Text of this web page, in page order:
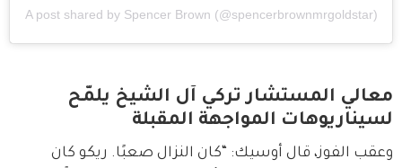
A post shared by Spencer Brown (@spencerbrownmrgoldstar)
معالي المستشار تركي آل الشيخ يلمّح
لسيناريوهات المواجهة المقبلة
وعقب الفوز، قال أوسيك: “كان النزال صعبًا. ريكو كان